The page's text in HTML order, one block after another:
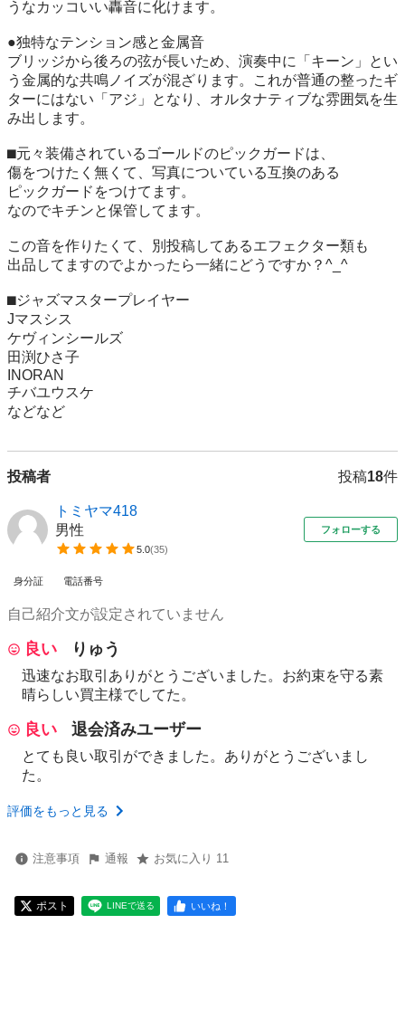
うなカッコいい轟音に化けます。
●独特なテンション感と金属音
ブリッジから後ろの弦が長いため、演奏中に「キーン」とい
う金属的な共鳴ノイズが混ざります。これが普通の整ったギ
ターにはない「アジ」となり、オルタナティブな雰囲気を生
み出します。
⬛︎元々装備されているゴールドのピックガードは、
傷をつけたく無くて、写真についている互換のある
ピックガードをつけてます。
なのでキチンと保管してます。
この音を作りたくて、別投稿してあるエフェクター類も
出品してますのでよかったら一緒にどうですか？^_^
⬛︎ジャズマスタープレイヤー
Jマスシス
ケヴィンシールズ
田渕ひさ子
INORAN
チバユウスケ
などなど
投稿者 投稿18件
トミヤマ418
男性
5.0(35)
フォローする
身分証 電話番号
自己紹介文が設定されていません
良い りゅう
迅速なお取引ありがとうございました。お約束を守る素
晴らしい買主様でしてた。
良い 退会済みユーザー
とても良い取引ができました。ありがとうございまし
た。
評価をもっと見る
注意事項 通報 お気に入り 11
ポスト LINEで送る いいね！